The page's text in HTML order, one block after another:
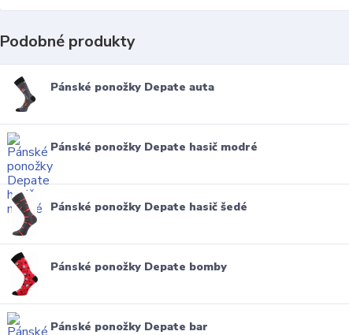
Podobné produkty
Pánské ponožky Depate auta
Pánské ponožky Depate hasič modré
Pánské ponožky Depate hasič šedé
Pánské ponožky Depate bomby
Pánské ponožky Depate bar